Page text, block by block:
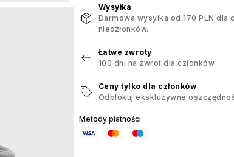
Wysyłka
Darmowa wysyłka od 170 PLN dla
nieczłonków.
Łatwe zwroty
100 dni na zwrot dla członków.
Ceny tylko dla członków
Odblokuj ekskluzywne
Metody płatności